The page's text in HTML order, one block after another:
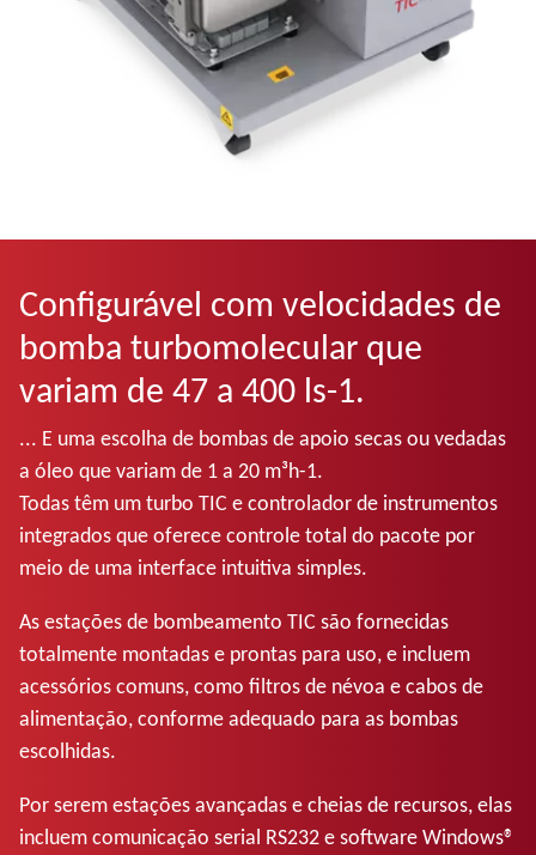
Configurável com velocidades de
bomba turbomolecular que
variam de 47 a 400 ls-1.
... E uma escolha de bombas de apoio secas ou vedadas
a óleo que variam de 1 a 20 m³h-1.
Todas têm um turbo TIC e controlador de instrumentos
integrados que oferece controle total do pacote por
meio de uma interface intuitiva simples.
As estações de bombeamento TIC são fornecidas
totalmente montadas e prontas para uso, e incluem
acessórios comuns, como filtros de névoa e cabos de
alimentação, conforme adequado para as bombas
escolhidas.
Por serem estações avançadas e cheias de recursos, elas
incluem comunicação serial RS232 e software Windows®